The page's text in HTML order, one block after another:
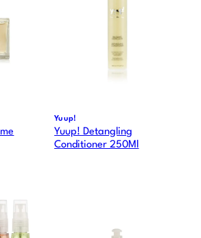
Yuup!
Yuup! Detangling
Conditioner 250Ml